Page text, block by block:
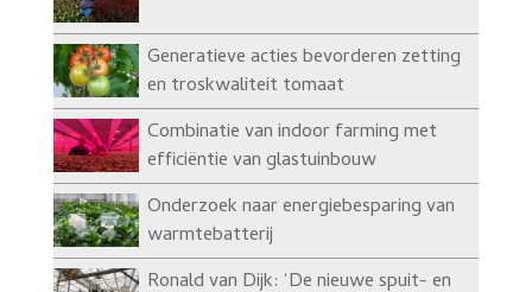
Generatieve acties bevorderen zetting
en troskwaliteit tomaat
Combinatie van indoor farming met
efficiëntie van glastuinbouw
Onderzoek naar energiebesparing van
warmtebatterij
Ronald van Dijk: ‘De nieuwe spuit- en